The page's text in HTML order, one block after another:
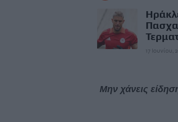
17 Ιουνίου,
Μην χάνεις